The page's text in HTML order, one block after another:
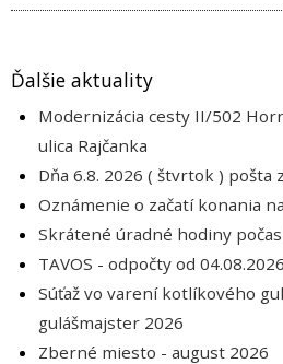
Ďalšie aktuality
Modernizácia cesty II/502
ulica Rajčanka
Dňa 6.8. 2026 ( štvrtok ) pošta
Oznámenie o začatí konania
Skrátené úradné hodiny
TAVOS - odpočty od 04.08.2026
Súťaž vo varení kotlíkového
gulášmajster 2026
Zberné miesto - august 2026